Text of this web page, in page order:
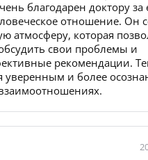
благодарен доктору за
отношение. Он
атмосферу, которая
свои проблемы и
рекомендации.
уверенным и более